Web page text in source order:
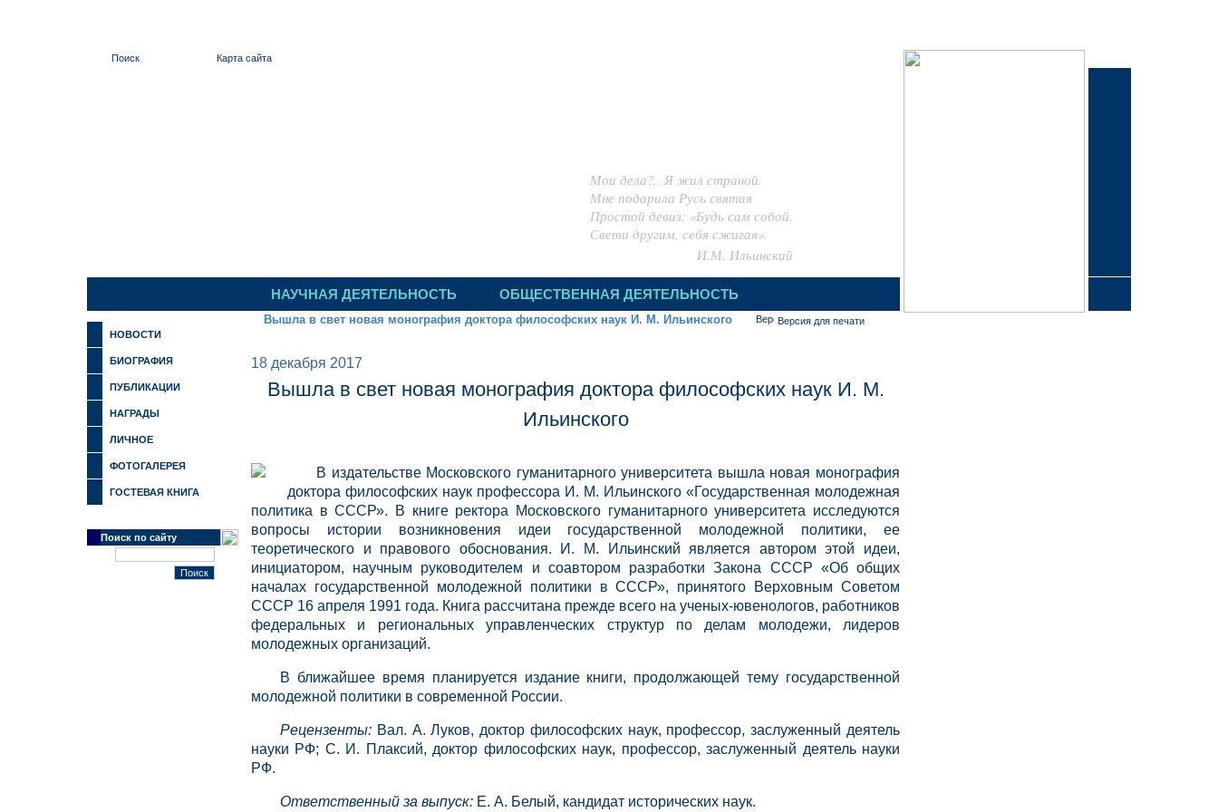
Поиск Карта сайта
Мои дела?.. Я жил страной.
Мне подарила Русь святая
Простой девиз: «Будь сам собой.
Свети другим, себя сжигая».
И.М. Ильинский
НАУЧНАЯ ДЕЯТЕЛЬНОСТЬ ОБЩЕСТВЕННАЯ ДЕЯТЕЛЬНОСТЬ
НОВОСТИ
БИОГРАФИЯ
ПУБЛИКАЦИИ
НАГРАДЫ
ЛИЧНОЕ
ФОТОГАЛЕРЕЯ
ГОСТЕВАЯ КНИГА
Поиск по сайту
Вышла в свет новая монография доктора философских наук И. М. Ильинского Версия для печати
18 декабря 2017
Вышла в свет новая монография доктора философских наук И. М.
Ильинского
В издательстве Московского гуманитарного университета вышла новая монография
доктора философских наук профессора И. М. Ильинского «Государственная молодежная
политика в СССР». В книге ректора Московского гуманитарного университета исследуются
вопросы истории возникновения идеи государственной молодежной политики, ее
теоретического и правового обоснования. И. М. Ильинский является автором этой идеи,
инициатором, научным руководителем и соавтором разработки Закона СССР «Об общих
началах государственной молодежной политики в СССР», принятого Верховным Советом
СССР 16 апреля 1991 года. Книга рассчитана прежде всего на ученых-ювенологов, работников
федеральных и региональных управленческих структур по делам молодежи, лидеров
молодежных организаций.
В ближайшее время планируется издание книги, продолжающей тему государственной
молодежной политики в современной России.
Рецензенты: Вал. А. Луков, доктор философских наук, профессор, заслуженный деятель
науки РФ; С. И. Плаксий, доктор философских наук, профессор, заслуженный деятель науки
РФ.
Ответственный за выпуск: Е. А. Белый, кандидат исторических наук.